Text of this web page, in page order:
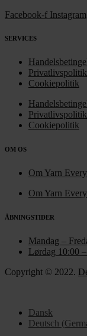
Facebook-f Instagram
SERVICES
Privatlivspolitik
Cookiepolitik
Privatlivspolitik
Cookiepolitik
OM OS
Om Yarn
Om Yarn
ÅBNINGSTIDER
Mandag –
Lørdag 10:00
Copyright © 2022.
Dansk
Deutsch (